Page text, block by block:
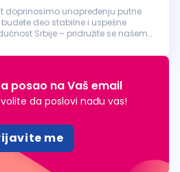
doprinosimo unapređenju putne
budete deo stabilne i uspešne
Srbije – pridružite se našem
posao na Vaš email
da poslovi nađu vas!
me